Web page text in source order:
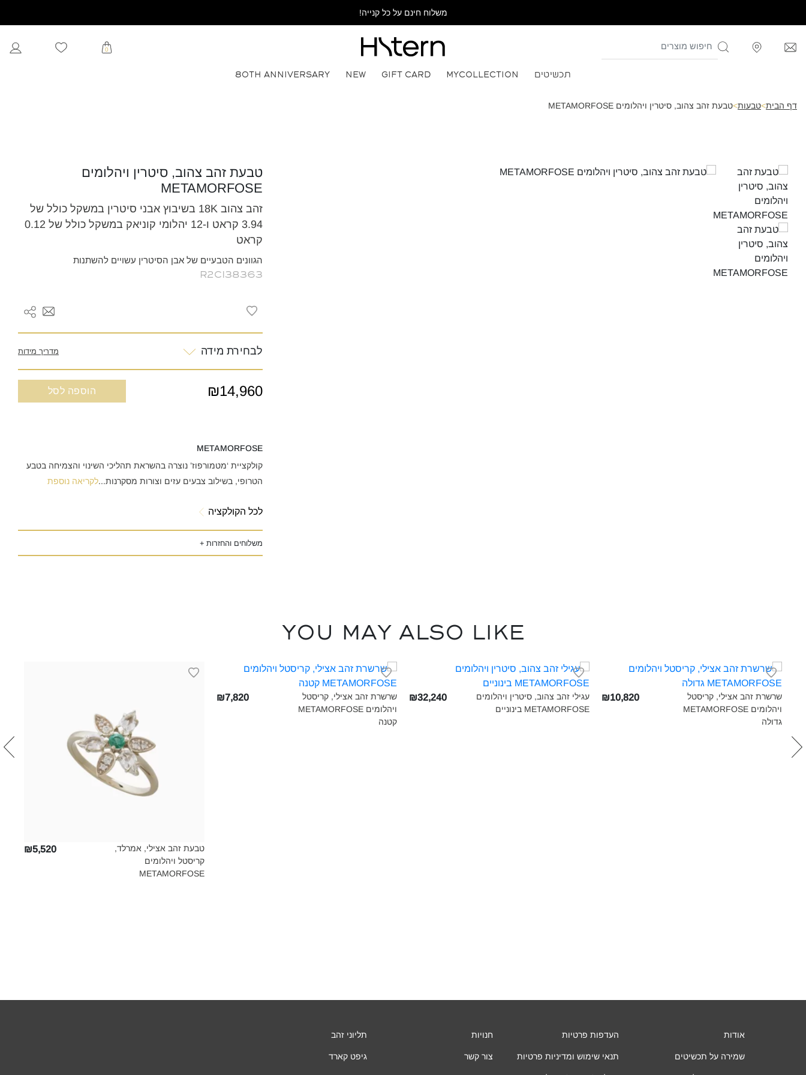
משלוח חינם על כל קנייה!
0
תכשיטים MYCOLLECTION
GIFT CARD
NEW
80TH ANNIVERSARY
דף הבית>טבעות>טבעת זהב צהוב, סיטרין ויהלומים METAMORFOSE
טבעת זהב צהוב, סיטרין ויהלומים
METAMORFOSE
זהב צהוב 18K בשיבוץ אבני סיטרין במשקל כולל של
3.94 קראט ו-12 יהלומי קוניאק במשקל כולל של 0.12
קראט
הגוונים הטבעיים של אבן הסיטרין עשויים להשתנות
R2CI38363
לבחירת מידה מדריך מידות
₪14,960 הוספה לסל
METAMORFOSE
קולקציית ‘מטמורפוז’ נוצרה בהשראת תהליכי השינוי והצמיחה בטבע
הטרופי, בשילוב צבעים עזים וצורות מסקרנות...לקריאה נוספת
לכל הקולקציה
משלוחים והחזרות +
You may also like
שרשרת זהב אצילי, קריסטל
ויהלומים METAMORFOSE
גדולה‎
₪10,820
עגילי זהב צהוב, סיטרין ויהלומים
METAMORFOSE בינוניים‎
₪32,240
שרשרת זהב אצילי, קריסטל
ויהלומים METAMORFOSE
קטנה‎
₪7,820
טבעת זהב אצילי, אמרלד,
קריסטל ויהלומים
METAMORFOSE‎
₪5,520
אודות
שמירה על תכשיטים
העדפות פרטיות
תנאי שימוש ומדיניות פרטיות
חנויות
צור קשר
תליוני זהב
גיפט קארד